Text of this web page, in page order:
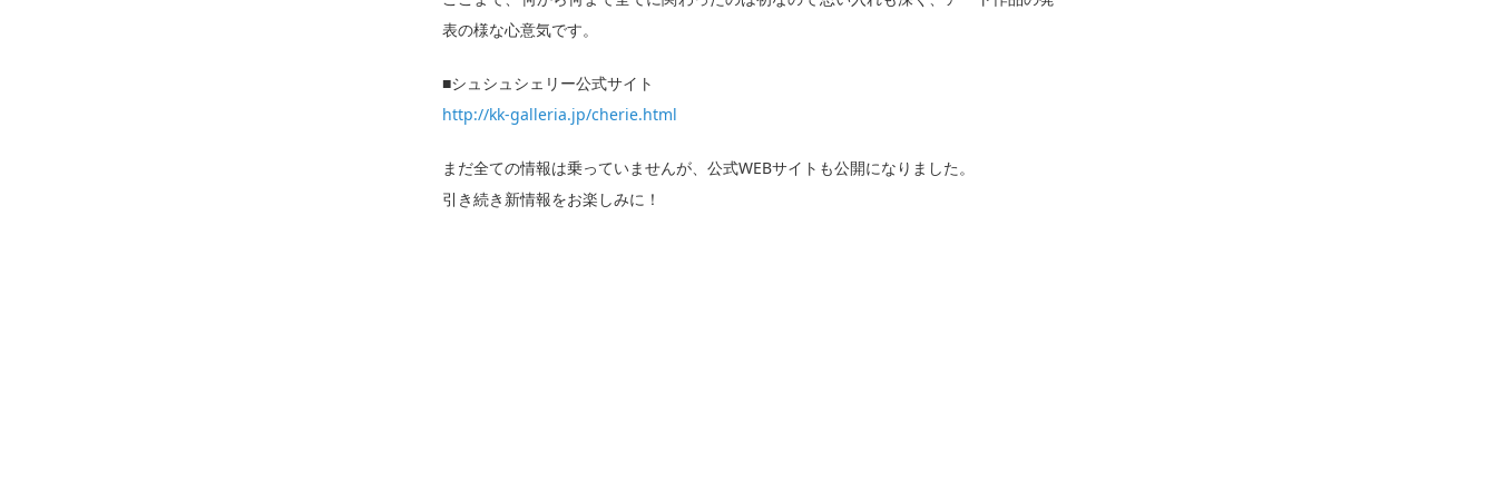
表の様な心意気です。
■シュシュシェリー公式サイト
http://kk-galleria.jp/cherie.html
まだ全ての情報は乗っていませんが、公式WEBサイトも公開になりました。
引き続き新情報をお楽しみに！